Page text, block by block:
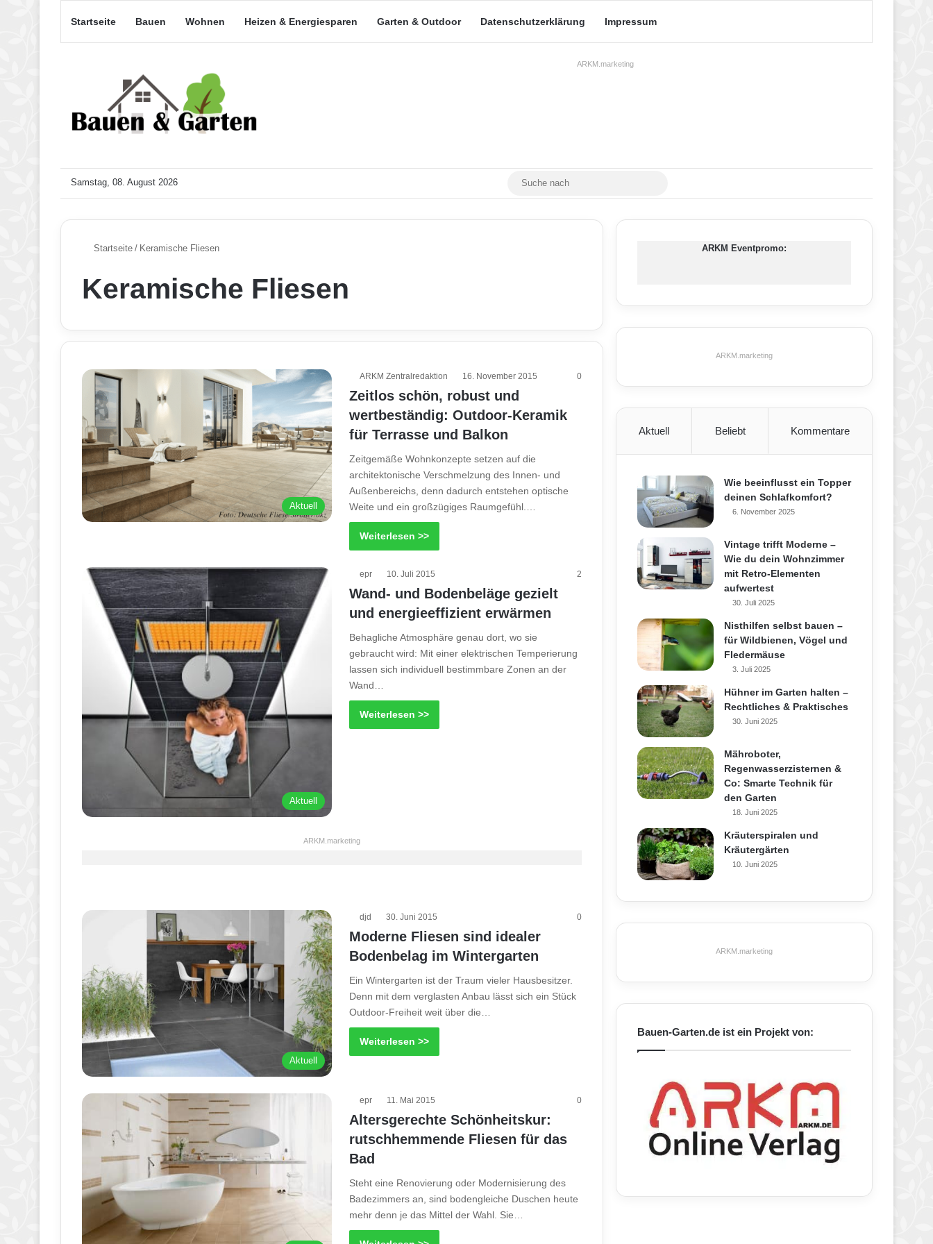
Startseite Bauen Wohnen Heizen & Energiesparen Garten & Outdoor Datenschutzerklärung Impressum
ARKM.marketing
Samstag, 08. August 2026 MastodonSkin umschalten
Startseite / Keramische Fliesen
Keramische Fliesen
Aktuell
ARKM Zentralredaktion 16. November 2015 0
Zeitlos schön, robust und
wertbeständig: Outdoor-Keramik
für Terrasse und Balkon
Zeitgemäße Wohnkonzepte setzen auf die
architektonische Verschmelzung des Innen- und
Außenbereichs, denn dadurch entstehen optische
Weite und ein großzügiges Raumgefühl.…
Weiterlesen >>
Aktuell
epr 10. Juli 2015 2
Wand- und Bodenbeläge gezielt
und energieeffizient erwärmen
Behagliche Atmosphäre genau dort, wo sie
gebraucht wird: Mit einer elektrischen Temperierung
lassen sich individuell bestimmbare Zonen an der
Wand…
Weiterlesen >>
ARKM.marketing
Aktuell
djd 30. Juni 2015 0
Moderne Fliesen sind idealer
Bodenbelag im Wintergarten
Ein Wintergarten ist der Traum vieler Hausbesitzer.
Denn mit dem verglasten Anbau lässt sich ein Stück
Outdoor-Freiheit weit über die…
Weiterlesen >>
epr 11. Mai 2015 0
Altersgerechte Schönheitskur:
rutschhemmende Fliesen für das
Bad
Steht eine Renovierung oder Modernisierung des
Badezimmers an, sind bodengleiche Duschen heute
mehr denn je das Mittel der Wahl. Sie…
ARKM Eventpromo:
ARKM.marketing
Aktuell Beliebt Kommentare
Wie beeinflusst ein Topper
deinen Schlafkomfort?
6. November 2025
Vintage trifft Moderne –
Wie du dein Wohnzimmer
mit Retro-Elementen
aufwertest
30. Juli 2025
Nisthilfen selbst bauen –
für Wildbienen, Vögel und
Fledermäuse
3. Juli 2025
Hühner im Garten halten –
Rechtliches & Praktisches
30. Juni 2025
Mähroboter,
Regenwasserzisternen &
Co: Smarte Technik für
den Garten
18. Juni 2025
Kräuterspiralen und
Kräutergärten
10. Juni 2025
ARKM.marketing
Bauen-Garten.de ist ein Projekt von: